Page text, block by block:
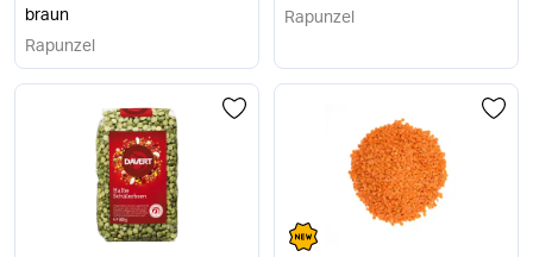
braun
Rapunzel
Rapunzel